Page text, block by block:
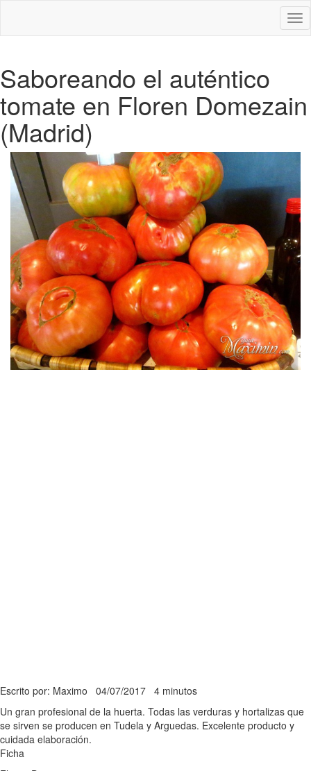
Saboreando el auténtico
tomate en Floren Domezain
(Madrid)
Escrito por: Maximo 04/07/2017 4 minutos
Un gran profesional de la huerta. Todas las verduras y hortalizas que
se sirven se producen en Tudela y Arguedas. Excelente producto y
cuidada elaboración.
Ficha